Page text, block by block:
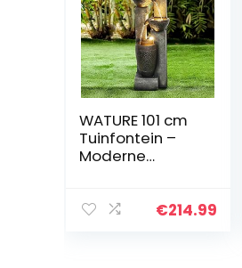
WATURE 101 cm
Tuinfontein –
Moderne
rustgevende
€214.99